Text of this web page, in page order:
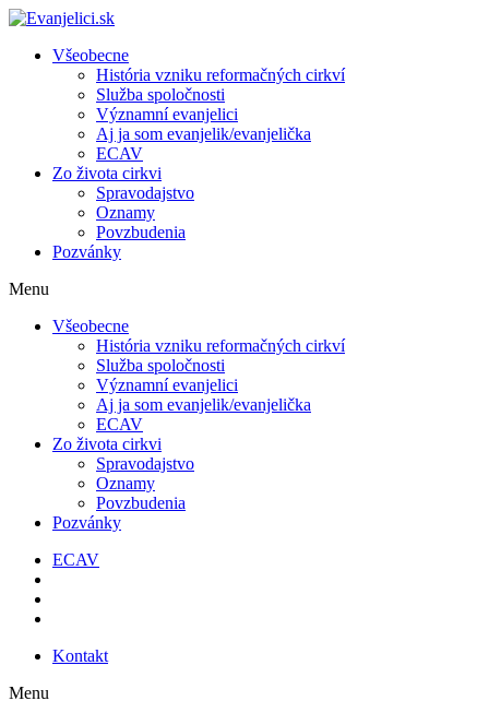
Všeobecne
História vzniku reformačných cirkví
Služba spoločnosti
Významní evanjelici
Aj ja som evanjelik/evanjelička
ECAV
Zo života cirkvi
Spravodajstvo
Oznamy
Povzbudenia
Pozvánky
Menu
Všeobecne
História vzniku reformačných cirkví
Služba spoločnosti
Významní evanjelici
Aj ja som evanjelik/evanjelička
ECAV
Zo života cirkvi
Spravodajstvo
Oznamy
Povzbudenia
Pozvánky
ECAV
Kontakt
Menu